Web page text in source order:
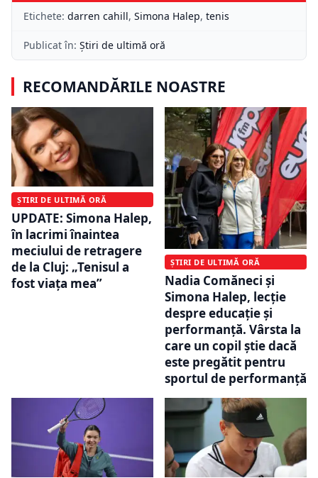
Etichete: darren cahill, Simona Halep, tenis
Publicat în: Știri de ultimă oră
RECOMANDĂRILE NOASTRE
ȘTIRI DE ULTIMĂ ORĂ
UPDATE: Simona Halep,
în lacrimi înaintea
meciului de retragere
de la Cluj: „Tenisul a
fost viața mea”
ȘTIRI DE ULTIMĂ ORĂ
Nadia Comăneci și
Simona Halep, lecție
despre educație și
performanță. Vârsta la
care un copil știe dacă
este pregătit pentru
sportul de performanță